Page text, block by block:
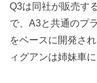
Q3は同社が販売す
で、A3と共通のプ
をベースに開発さ
ィグアンは姉妹車に